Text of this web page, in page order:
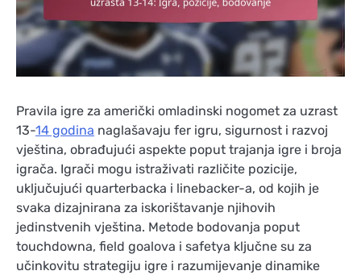
Pravila igre za američki omladinski nogomet za uzrast
13-14 godina naglašavaju fer igru, sigurnost i razvoj
vještina, obrađujući aspekte poput trajanja igre i broja
igrača. Igrači mogu istraživati različite pozicije,
uključujući quarterbacka i linebacker-a, od kojih je
svaka dizajnirana za iskorištavanje njihovih
jedinstvenih vještina. Metode bodovanja poput
touchdowna, field goalova i safetya ključne su za
učinkovitu strategiju igre i razumijevanje dinamike